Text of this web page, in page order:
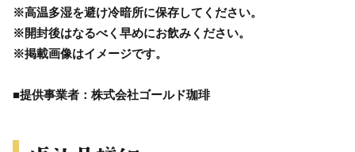
※高温多湿を避け冷暗所に保存してください。
※開封後はなるべく早めにお飲みください。
※掲載画像はイメージです。
■提供事業者：株式会社ゴールド珈琲